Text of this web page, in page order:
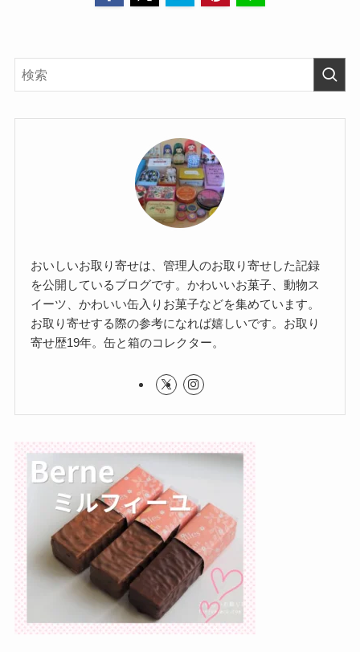
おいしいお取り寄せは、管理人のお取り寄せした記録
を公開しているブログです。かわいいお菓子、動物ス
イーツ、かわいい缶入りお菓子などを集めています。
お取り寄せする際の参考になれば嬉しいです。お取り
寄せ歴19年。缶と箱のコレクター。